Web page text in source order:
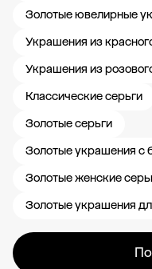
Золотые ювелирные
Украшения из
Украшения из
Классические серьги
Золотые серьги
Золотые украшения с
Золотые женские
Золотые украшения